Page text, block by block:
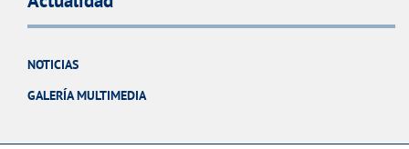
NOTICIAS
GALERÍA MULTIMEDIA